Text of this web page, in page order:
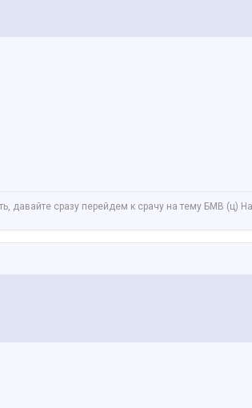
давайте сразу перейдем к срачу на тему БМВ (ц)